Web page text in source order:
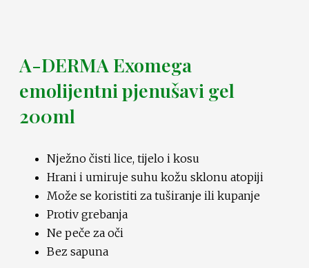
A-DERMA Exomega
emolijentni pjenušavi gel
200ml
Nježno čisti lice, tijelo i kosu
Hrani i umiruje suhu kožu sklonu atopiji
Može se koristiti za tuširanje ili kupanje
Protiv grebanja
Ne peče za oči
Bez sapuna